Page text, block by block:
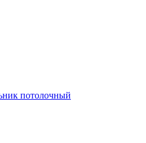
потолочный